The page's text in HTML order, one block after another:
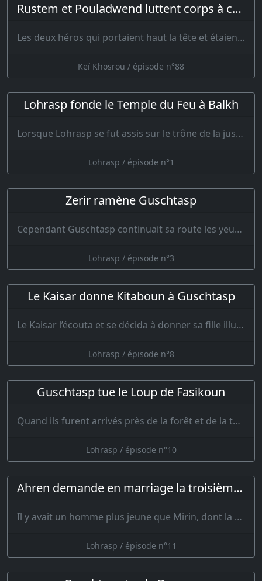
Rustem et Pouladwend luttent corps à corps
Les deux héros qui portaient haut la tête et étaient avides de combats se mi…
Keï Khosrou / épisode n°88
Lohrasp fonde le Temple du Feu à Balkh
Lorsque Lohrasp se fut assis sur le trône de la justice et qu’il eut placé sur s…
Lohrasp / épisode n°1
Zerir ramène Guschtasp
Cependant Guschtasp continuait sa route les yeux en larmes, le cœur rempli de haine, de colère e…
Lohrasp / épisode n°3
Le Kaisar donne Kitaboun à Guschtasp
Le Kaisar l’écouta et se décida à donner sa fille illustre à Guschtasp. Il lui dit…
Lohrasp / épisode n°8
Guschtasp tue le Loup de Fasikoun
Quand ils furent arrivés près de la forêt et de la tanière du loup, Mirin trembla en …
Lohrasp / épisode n°10
Ahren demande en marriage la troisième fille du Kaisar
Il y avait un homme plus jeune que Mirin, dont la taille dépassa…
Lohrasp / épisode n°11